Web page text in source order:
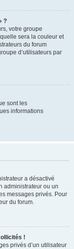
?
votre groupe
sera la couleur et
du forum
d’utilisateurs par
sont les
informations
a désactivé
administrateur ou un
messages privés. Pour
du forum.
!
privés d’un utilisateur